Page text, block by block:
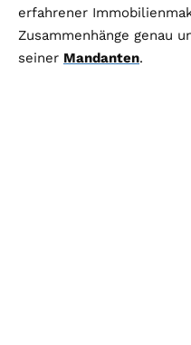
erfahrener
Zusammenhänge genau
seiner Mandanten.